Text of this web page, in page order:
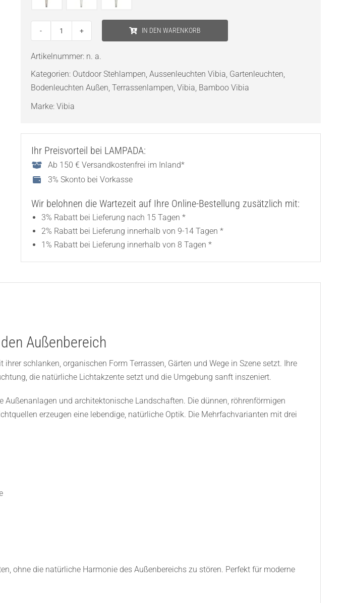
Outdoor
Gartenleuchte
Menge
IN DEN WARENKORB
Artikelnummer: n. a.
Kategorien: Outdoor Stehlampen, Aussenleuchten Vibia, Gartenleuchten,
Bodenleuchten Außen, Terrassenlampen, Vibia, Bamboo Vibia
Marke: Vibia
Ihr Preisvorteil bei LAMPADA:
Ab 150 € Versandkostenfrei im Inland*
3% Skonto bei Vorkasse
Wir belohnen die Wartezeit auf Ihre Online-Bestellung zusätzlich mit:
3% Rabatt bei Lieferung nach 15 Tagen *
2% Rabatt bei Lieferung innerhalb von 9-14 Tagen *
1% Rabatt bei Lieferung innerhalb von 8 Tagen *
Außenbereich
schlanken, organischen Form Terrassen, Gärten und Wege in Szene setzt. Ihre
die natürliche Lichtakzente setzt und die Umgebung sanft inszeniert.
und architektonische Landschaften. Die dünnen, röhrenförmigen
erzeugen eine lebendige, natürliche Optik. Die Mehrfachvarianten mit drei
ohne die natürliche Harmonie des Außenbereichs zu stören. Perfekt für moderne